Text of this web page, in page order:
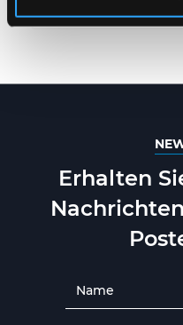
ONE SIZE
Erhalten